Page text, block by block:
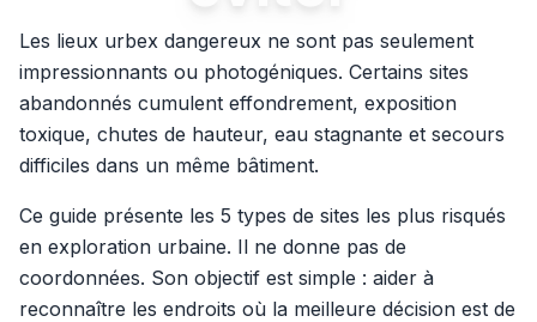
Les lieux urbex dangereux ne sont pas seulement
impressionnants ou photogéniques. Certains sites
abandonnés cumulent effondrement, exposition
toxique, chutes de hauteur, eau stagnante et secours
difficiles dans un même bâtiment.
Ce guide présente les 5 types de sites les plus risqués
en exploration urbaine. Il ne donne pas de
coordonnées. Son objectif est simple : aider à
reconnaître les endroits où la meilleure décision est de